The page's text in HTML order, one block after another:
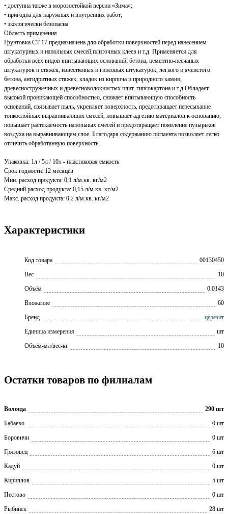
• доступна также в морозостойкой версии «Зима»;
• пригодна для наружных и внутренних работ;
• экологически безопасна.
Область применения
Грунтовка CT 17 предназначена для обработки поверхностей перед нанесением
штукатурных и напольных смесей,плиточных клеев и т.д. Применяется для
обработки всех видов впитывающих оснований: бетона, цементно-песчаных
штукатурок и стяжек, известковых и гипсовых штукатурок, легкого и ячеистого
бетона, ангидритных стяжек, кладок из кирпича и природного камня,
древесностружечных и древесноволокнистых плит, гипсокартона и т.д.Обладает
высокой проникающей способностью, снижает впитывающую способность
оснований, связывает пыль, укрепляет поверхность, предотвращает пересыхание
тонкослойных выравнивающих смесей, повышает адгезию материалов к основанию,
повышает растекаемость напольных смесей и предотвращает появление пузырьков
воздуха на выравнивающем слое. Благодаря содержанию пигмента позволяет легко
отличить обработанную поверхность.
Упаковка: 1л / 5л / 10л - пластиковая емкость
Срок годности: 12 месяцев
Мин. расход продукта: 0,1 л/м.кв. кг/м2
Средний расход продукта: 0,15 л/м.кв. кг/м2
Макс. расход продукта: 0,2 л/м.кв. кг/м2
Характеристики
Код товара
00130450
Вес
10
Объём
0.0143
Вложение
60
Бренд
церезит
Единица измерения
шт
Объем-мл/вес-кг
10
Остатки товаров по филиалам
Вологда
290 шт
Бабаево
0 шт
Боровичи
0 шт
Грязовец
6 шт
Кадуй
0 шт
Кириллов
5 шт
Пестово
0 шт
Рыбинск
28 шт